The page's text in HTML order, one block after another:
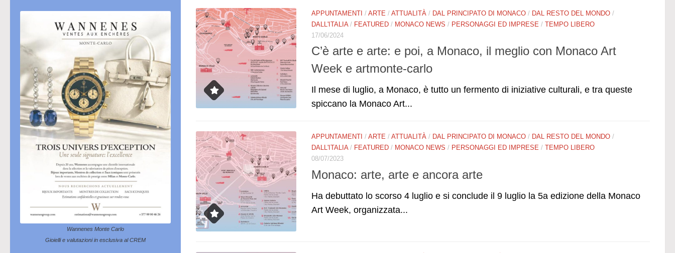
APPUNTAMENTI / ARTE / ATTUALITÀ / DAL PRINCIPATO DI MONACO / DAL RESTO DEL MONDO /
DALL'ITALIA / FEATURED / MONACO NEWS / PERSONAGGI ED IMPRESE / TEMPO LIBERO
17/06/2024
C’è arte e arte: e poi, a Monaco, il meglio con Monaco Art
Week e artmonte-carlo
Il mese di luglio, a Monaco, è tutto un fermento di iniziative culturali, e tra queste
spiccano la Monaco Art...
APPUNTAMENTI / ARTE / ATTUALITÀ / DAL PRINCIPATO DI MONACO / DAL RESTO DEL MONDO /
DALL'ITALIA/ FEATURED / MONACO NEWS / PERSONAGGI ED IMPRESE / TEMPO LIBERO
08/07/2023
Monaco: arte, arte e ancora arte
Ha debuttato lo scorso 4 luglio e si conclude il 9 luglio la 5a edizione della Monaco
Art Week, organizzata...
Wannenes Monte Carlo
Gioielli e valutazioni in esclusiva al CREM